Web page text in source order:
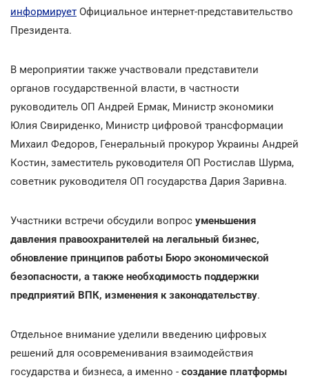
информирует Официальное интернет-представительство
Президента.
В мероприятии также участвовали представители
органов государственной власти, в частности
руководитель ОП Андрей Ермак, Министр экономики
Юлия Свириденко, Министр цифровой трансформации
Михаил Федоров, Генеральный прокурор Украины Андрей
Костин, заместитель руководителя ОП Ростислав Шурма,
советник руководителя ОП государства Дария Заривна.
Участники встречи обсудили вопрос уменьшения
давления правоохранителей на легальный бизнес,
обновление принципов работы Бюро экономической
безопасности, а также необходимость поддержки
предприятий ВПК, изменения к законодательству.
Отдельное внимание уделили введению цифровых
решений для осовременивания взаимодействия
государства и бизнеса, а именно - создание платформы